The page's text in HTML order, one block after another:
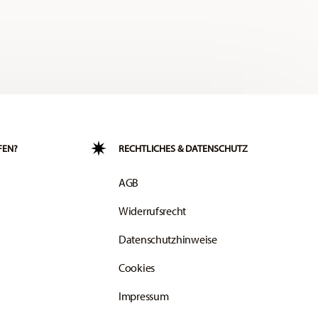
RECHTLICHES & DATENSCHUTZ
AGB
Widerrufsrecht
Datenschutzhinweise
Cookies
Impressum